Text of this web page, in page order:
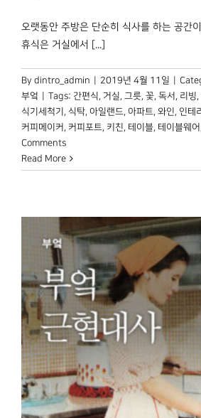
오랫동안 주방은 단순히 식사를 하는 공간
휴식은 거실에서 [...]
By dintro_admin 2019년 4월 11일
부엌
Tags: 간편식, 거실, 그릇, 꽃, 독서 , 리빙,
식기세척기 , 식탁, 아일랜드, 아파트, 와인, 인테
커피메이커 , 커피포트, 키친, 테이블, 테이블웨어
Comments
Read More